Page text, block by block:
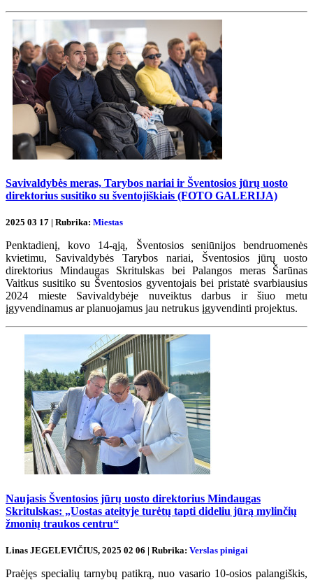
Savivaldybės meras, Tarybos nariai ir Šventosios jūrų uosto
direktorius susitiko su šventojiškiais (FOTO GALERIJA)
2025 03 17 | Rubrika: Miestas
Penktadienį, kovo 14-ąją, Šventosios seniūnijos bendruomenės
kvietimu, Savivaldybės Tarybos nariai, Šventosios jūrų uosto
direktorius Mindaugas Skritulskas bei Palangos meras Šarūnas
Vaitkus susitiko su Šventosios gyventojais bei pristatė svarbiausius
2024 mieste Savivaldybėje nuveiktus darbus ir šiuo metu
įgyvendinamus ar planuojamus jau netrukus įgyvendinti projektus.
Naujasis Šventosios jūrų uosto direktorius Mindaugas
Skritulskas: „Uostas ateityje turėtų tapti dideliu jūrą mylinčių
žmonių traukos centru“
Linas JEGELEVIČIUS, 2025 02 06 | Rubrika: Verslas pinigai
Praėjęs specialių tarnybų patikrą, nuo vasario 10-osios palangiškis,